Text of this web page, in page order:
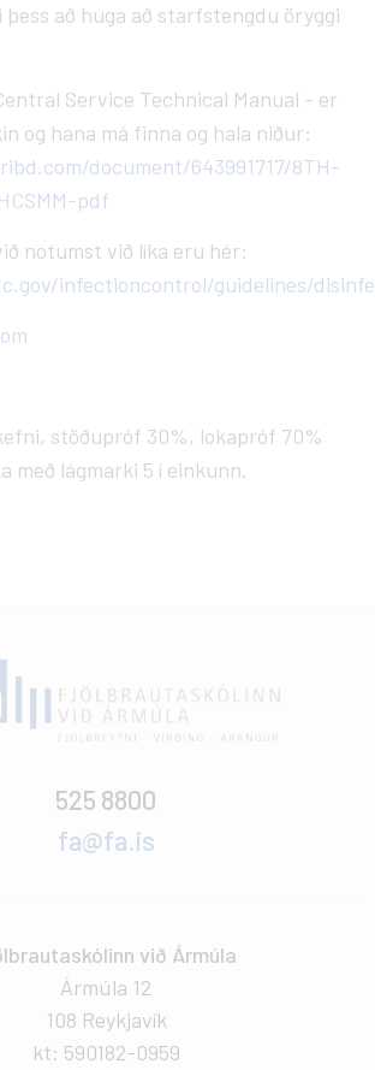
að huga að starfstengdu öryggi
Service Technical Manual - er
og hana má finna og hala niður:
document/643991717/8TH-
pdf
notumst við líka eru hér:
infectioncontrol/guidelines/
stöðupróf 30%, lokapróf 70%
með lágmarki 5 í einkunn.
525 8800
fa@fa.is
við Ármúla
Ármúla 12
108 Reykjavík
kt: 590182-0959